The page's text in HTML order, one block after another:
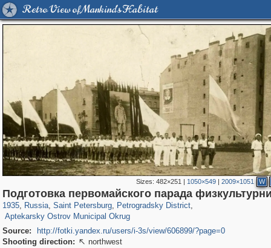
Retro View of Mankind's Habitat
Sizes:482×251 | 1050×549 |2009×1051 W
Подготовка первомайского парада
1935, Russia
1,407,206 29,248
, Saint Petersburg
197,232 5,714
, Petrogradsky District
22,955 438
,
Aptekarsky Ostrov Municipal Okrug
2,442 42
Source:
http://fotki.yandex.ru/users/i-3s/view/606899/?page=0
Shooting direction:  northwest